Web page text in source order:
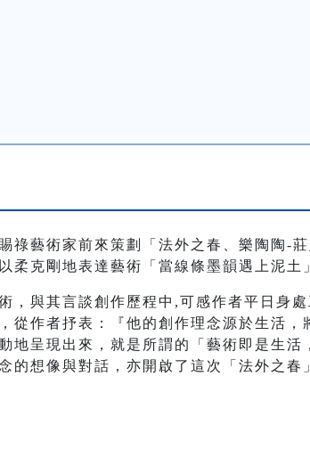
祿藝術家前來策劃「法外之春、樂陶陶-
柔克剛地表達藝術「當線條墨韻遇上泥土
，與其言談創作歷程中,可感作者平日身
從作者抒表：『他的創作理念源於生活
地呈現出來，就是所謂的「藝術即是生
的想像與對話，亦開啟了這次「法外之春